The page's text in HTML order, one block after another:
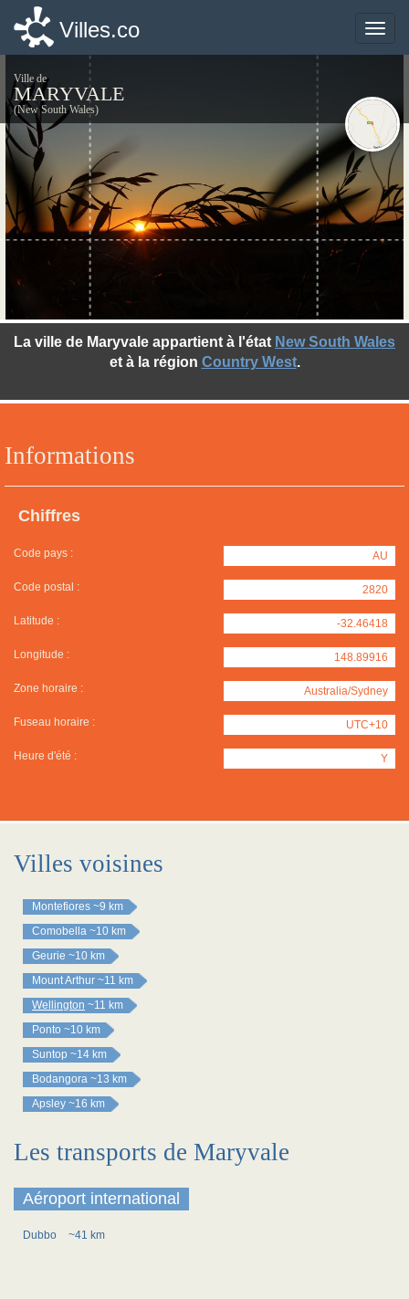
Toggle
Villes.co
Ville de
MARYVALE
(New South Wales)
Informations
Chiffres
Code pays : AU
Code postal : 2820
Latitude : -32.46418
Longitude : 148.89916
Zone horaire : Australia/Sydney
Fuseau horaire : UTC+10
Heure d'été : Y
La ville de Maryvale appartient à l'état New South Wales
et à la région Country West.
Villes voisines
Montefiores ~9 km
Comobella ~10 km
Geurie ~10 km
Mount Arthur ~11 km
Wellington ~11 km
Ponto ~10 km
Suntop ~14 km
Bodangora ~13 km
Apsley ~16 km
Les transports de Maryvale
Aéroport international
Dubbo ~41 km
Toggle
Villes.co